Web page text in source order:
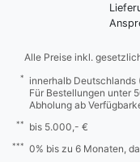
Alle Preise inkl.
*
innerhalb
Für Bestellungen unter
Abholung ab
** bis 5.000,- €
*** 0% bis zu 6 Monaten,